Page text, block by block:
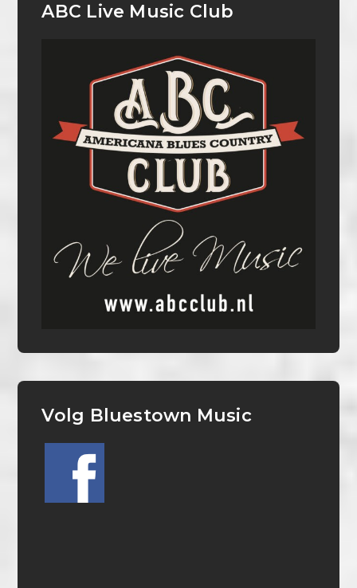
ABC Live Music Club
Volg Bluestown Music